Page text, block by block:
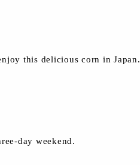
this delicious corn in Japan.
day weekend.